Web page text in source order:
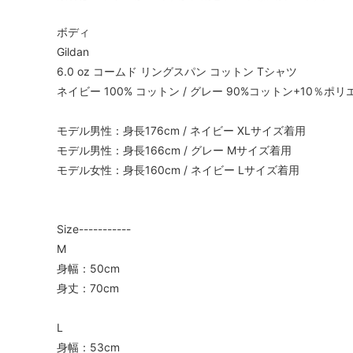
ボディ
Gildan
6.0 oz コームド リングスパン コットン Tシャツ
ネイビー 100% コットン / グレー 90%コットン+10％ポリ
モデル男性：身長176cm / ネイビー XLサイズ着用
モデル男性：身長166cm / グレー Mサイズ着用
モデル女性：身長160cm / ネイビー Lサイズ着用
Size-----------
M
身幅：50cm
身丈：70cm
L
身幅：53cm